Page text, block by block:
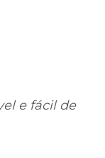
e fácil de